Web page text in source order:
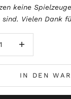
keine
sind. Vielen Dank
IN DEN